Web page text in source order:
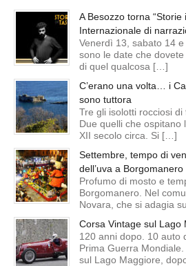
A Besozzo torna “Storie
Internazionale di
Venerdì 13, sabato 14
sono le date che
di quel qualcosa […]
C’erano una volta… i
sono tuttora
Tre gli isolotti rocciosi di
Due quelli che ospitano
XII secolo circa. Si […]
Settembre, tempo di
dell’uva a Borgomanero
Profumo di mosto e
Borgomanero. Nel
Novara, che si adagia
Corsa Vintage sul Lago
120 anni dopo. 10 auto
Prima Guerra
sul Lago Maggiore,